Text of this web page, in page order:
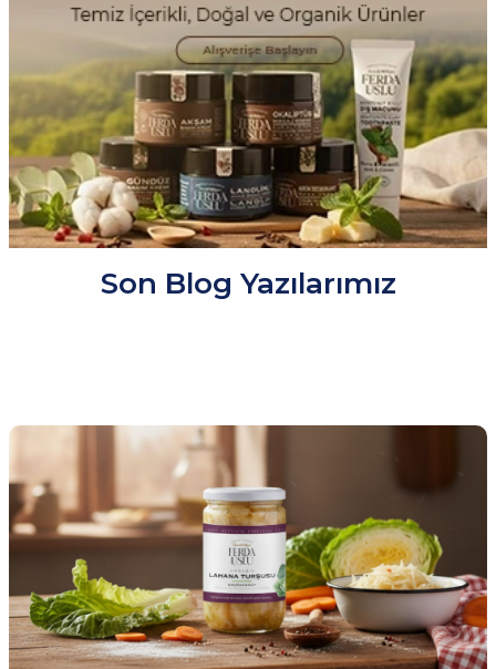
Son Blog Yazılarımız